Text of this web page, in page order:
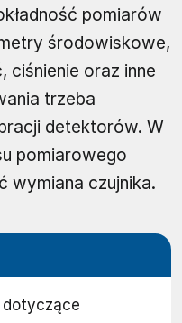
pomiarów
środowiskowe,
ciśnienie oraz inne
trzeba
detektorów. W
pomiarowego
wymiana czujnika.
dotyczące